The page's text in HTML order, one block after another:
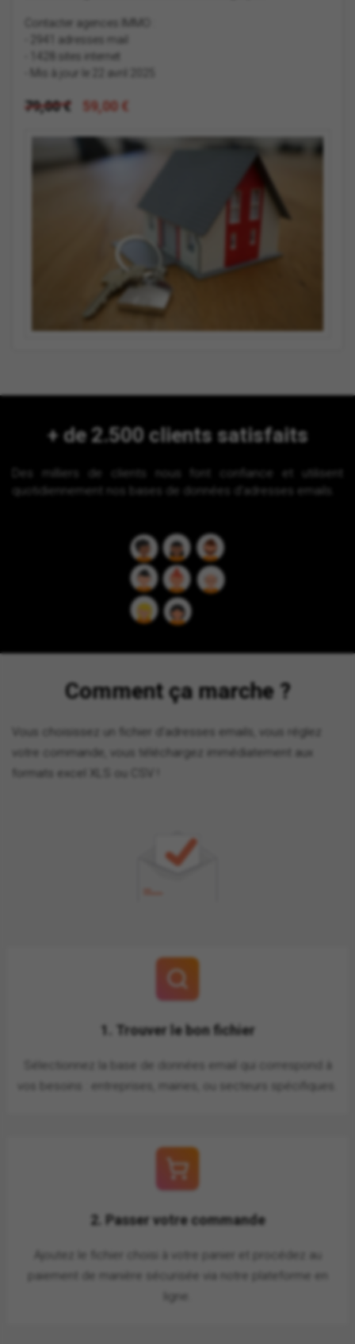
Contacter agences IMMO :
- 2941 adresses mail
- 1428 sites internet
- Mis à jour le 22 avril 2025
79,00 € 59,00 €
+ de 2.500 clients satisfaits
Des milliers de clients nous font confiance et utilisent
quotidiennement nos bases de données d'adresses emails.
Comment ça marche ?
Vous choisissez un fichier d'adresses emails, vous réglez
votre commande, vous téléchargez immédiatement aux
formats excel XLS ou CSV !
1. Trouver le bon fichier
Sélectionnez la base de données email qui correspond à
vos besoins : entreprises, mairies, ou secteurs spécifiques.
2. Passer votre commande
Ajoutez le fichier choisi à votre panier et procédez au
paiement de manière sécurisée via notre plateforme en
ligne.